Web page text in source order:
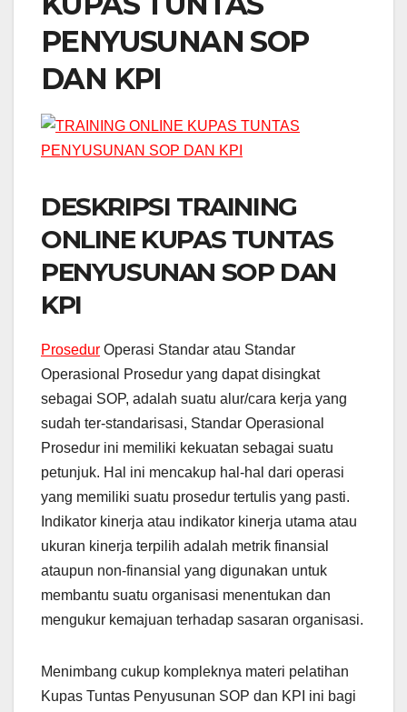
PENYUSUNAN SOP
DAN KPI
DESKRIPSI TRAINING
ONLINE KUPAS TUNTAS
PENYUSUNAN SOP DAN
KPI
Prosedur Operasi Standar atau Standar
Operasional Prosedur yang dapat disingkat
sebagai SOP, adalah suatu alur/cara kerja yang
sudah ter-standarisasi, Standar Operasional
Prosedur ini memiliki kekuatan sebagai suatu
petunjuk. Hal ini mencakup hal-hal dari operasi
yang memiliki suatu prosedur tertulis yang pasti.
Indikator kinerja atau indikator kinerja utama atau
ukuran kinerja terpilih adalah metrik finansial
ataupun non-finansial yang digunakan untuk
membantu suatu organisasi menentukan dan
mengukur kemajuan terhadap sasaran organisasi.
Menimbang cukup kompleknya materi pelatihan
Kupas Tuntas Penyusunan SOP dan KPI ini bagi